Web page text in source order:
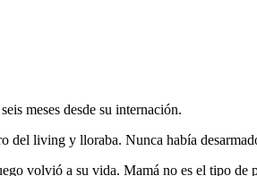
meses desde su internación.
del living y lloraba. Nunca había
volvió a su vida. Mamá no es el tipo de